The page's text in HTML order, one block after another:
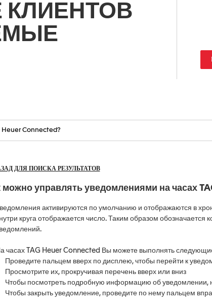
ДЛЯ ПОИСКА РЕЗУЛЬТАТОВ
можно управлять уведомлениями на часах
активируются по умолчанию и отображаются в
круга отображается число. Таким образом
часах TAG Heuer Connected Вы можете выполнять
Проведите пальцем вверх по дисплею, чтобы перейти к
Просмотрите их, прокручивая перечень вверх или вниз
Чтобы посмотреть подробную информацию об уведомлении,
Чтобы закрыть уведомление, проведите по нему пальцем